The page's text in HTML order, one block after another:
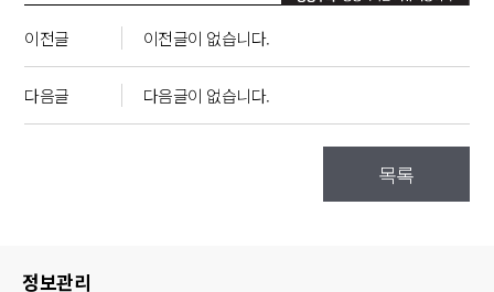
이전글 이전글이 없습니다.
다음글 다음글이 없습니다.
목록
정보관리